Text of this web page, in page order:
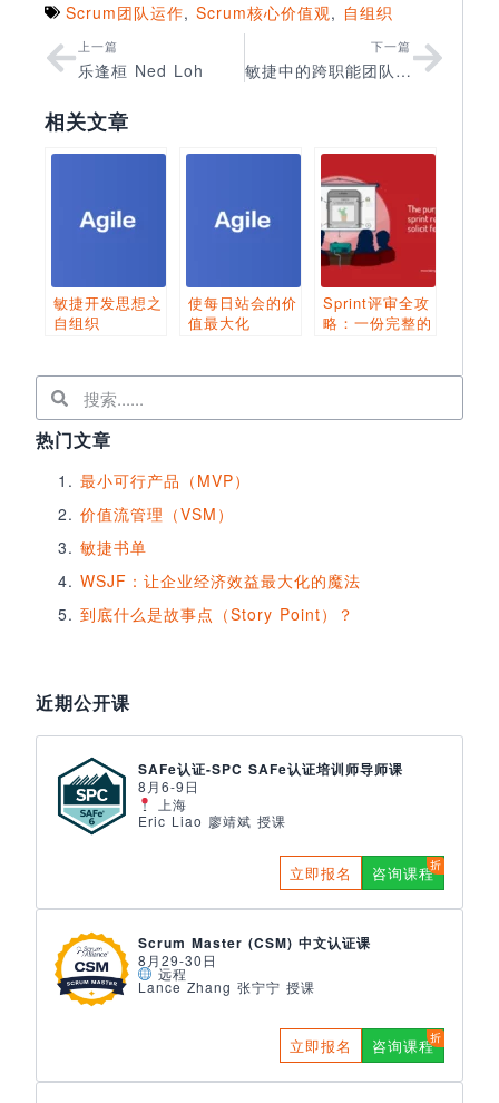
Scrum团队运作, Scrum核心价值观, 自组织
上一篇
乐逢桓 Ned Loh
下一篇
敏捷中的跨职能团队是怎样的？
相关文章
敏捷开发思想之
自组织
使每日站会的价
值最大化
Sprint评审全攻
略：一份完整的
热门文章
最小可行产品（MVP）
价值流管理（VSM）
敏捷书单
WSJF：让企业经济效益最大化的魔法
到底什么是故事点（Story Point）？
近期公开课
SAFe认证-SPC SAFe认证培训师导师课
8月6-9日
上海
Eric Liao 廖靖斌 授课
立即报名 咨询课程
Scrum Master (CSM) 中文认证课
8月29-30日
远程
Lance Zhang 张宁宁 授课
立即报名 咨询课程